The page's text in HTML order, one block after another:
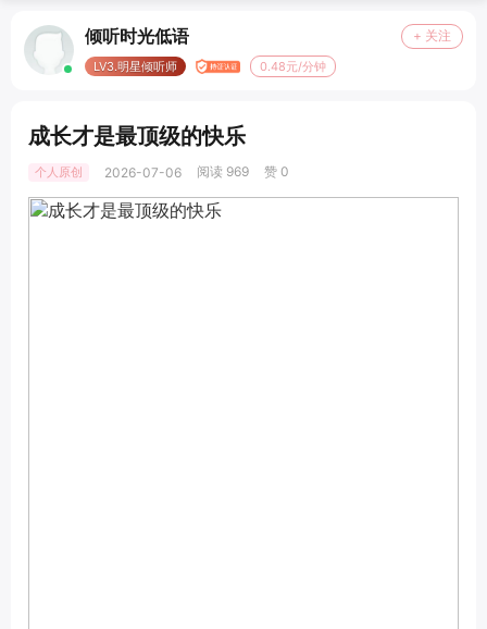
倾听时光低语 + 关注
LV3.明星倾听师 0.48元/分钟
成长才是最顶级的快乐
个人原创 2026-07-06 阅读 969 赞 0